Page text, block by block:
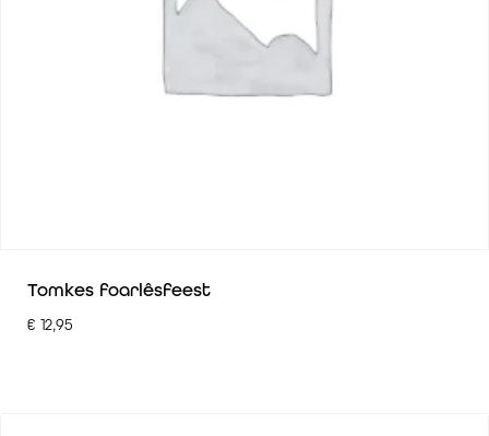
Tomkes foarlêsfeest
€ 12,95